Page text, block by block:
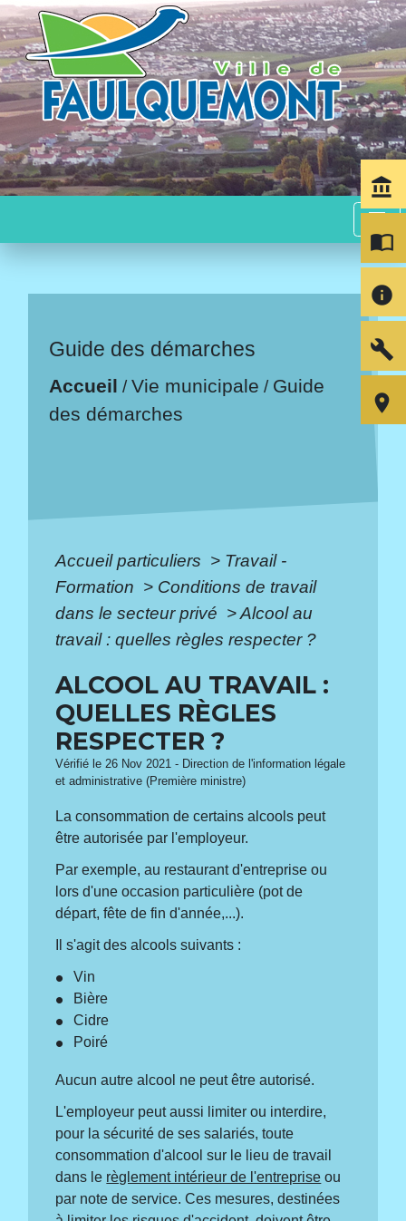
menu
Guide des démarches
Accueil /Vie municipale / Guide
des démarches
Accueil particuliers > Travail -
Formation > Conditions de travail
dans le secteur privé >Alcool au
travail : quelles règles respecter ?
ALCOOL AU TRAVAIL :
QUELLES RÈGLES
RESPECTER ?
Vérifié le 26 Nov 2021 - Direction de l'information légale
et administrative (Première ministre)
La consommation de certains alcools peut
être autorisée par l'employeur.
Par exemple, au restaurant d'entreprise ou
lors d'une occasion particulière (pot de
départ, fête de fin d'année,...).
Il s'agit des alcools suivants :
Vin
Bière
Cidre
Poiré
Aucun autre alcool ne peut être autorisé.
L'employeur peut aussi limiter ou interdire,
pour la sécurité de ses salariés, toute
consommation d'alcool sur le lieu de travail
dans le règlement intérieur de l'entreprise ou
par note de service. Ces mesures, destinées
account_balance
import_contacts
info
build
room